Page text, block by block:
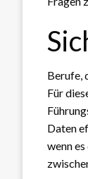
Berufe,
Für
Daten
wenn